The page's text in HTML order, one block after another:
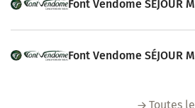
Font Vendome SÉJOUR
Font Vendome SÉJOUR
Toutes